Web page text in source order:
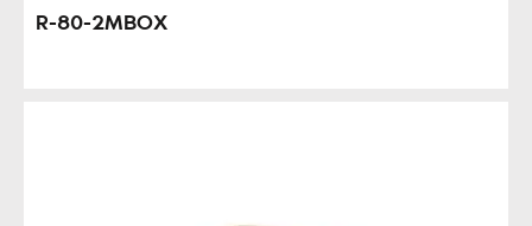
R-80-2MBOX